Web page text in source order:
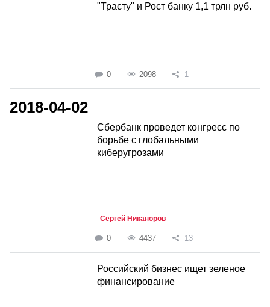
"Трасту" и Рост банку 1,1 трлн руб.
0 2098 1
2018-04-02
Сбербанк проведет конгресс по
борьбе с глобальными
киберугрозами
Сергей Никаноров
0 4437 13
Российский бизнес ищет зеленое
финансирование